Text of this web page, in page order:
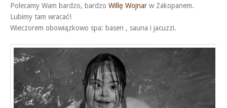
Polecamy Wam bardzo, bardzo Willę Wojnar w Zakopanem.
Lubimy tam wracać!
Wieczorem obowiązkowo spa: basen , sauna i jacuzzi.